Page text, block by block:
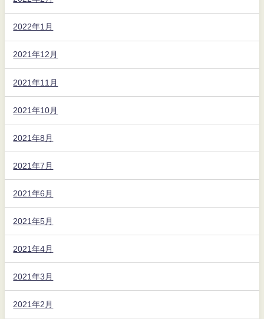
2022年1月
2021年12月
2021年11月
2021年10月
2021年8月
2021年7月
2021年6月
2021年5月
2021年4月
2021年3月
2021年2月